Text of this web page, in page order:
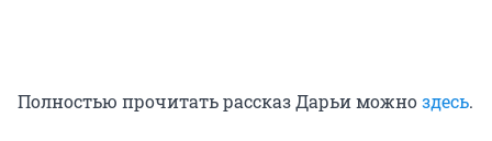
Полностью прочитать рассказ Дарьи можноздесь.